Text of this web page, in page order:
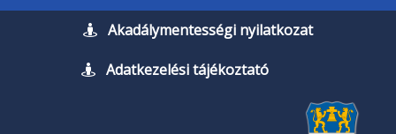
Akadálymentességi nyilatkozat
Adatkezelési tájékoztató